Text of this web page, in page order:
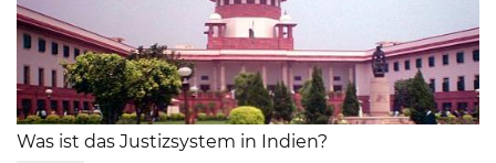
Was ist das Justizsystem in Indien?